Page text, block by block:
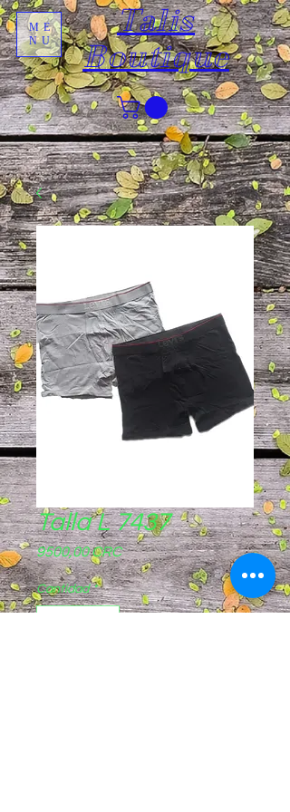
Talis
Boutique
ME
NU
Talla L 7437
9500,00 CRCPrecio
Cantidad *